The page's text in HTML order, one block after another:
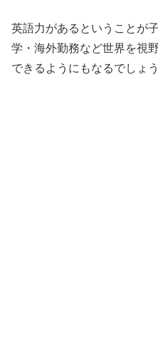
英語力があるということが
学・海外勤務など世界を視
できるようにもなるでしょう